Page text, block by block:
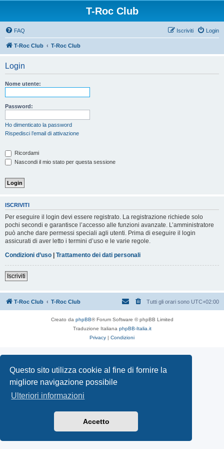
Questo sito utilizza cookie al fine di fornire la
migliore navigazione possibile
Ulteriori informazioni
Accetto
T-Roc Club
FAQ Login
Iscriviti
T-Roc Club T-Roc Club
Login
Nome utente:
Password:
Ho dimenticato la password
Rispedisci l’email di attivazione
Ricordami
Nascondi il mio stato per questa sessione
ISCRIVITI
Per eseguire il login devi essere registrato. La registrazione richiede solo
pochi secondi e garantisce l’accesso alle funzioni avanzate. L’amministratore
può anche dare permessi speciali agli utenti. Prima di eseguire il login
assicurati di aver letto i termini d’uso e le varie regole.
Condizioni d’uso | Trattamento dei dati personali
Iscriviti
T-Roc Club T-Roc Club Tutti gli orari sono UTC+02:00
Creato da phpBB® Forum Software © phpBB Limited
Traduzione Italiana phpBB-Italia.it
Privacy | Condizioni